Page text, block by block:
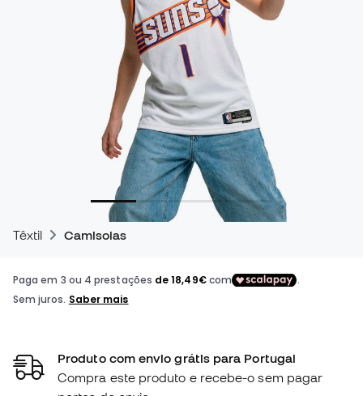
Têxtil Camisolas
Produto com envio grátis para Portugal
Compra este produto e recebe-o sem pagar